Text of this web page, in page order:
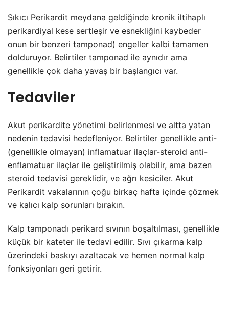
Sıkıcı Perikardit meydana geldiğinde kronik iltihaplı
perikardiyal kese sertleşir ve esnekliğini kaybeder
onun bir benzeri tamponad) engeller kalbi tamamen
dolduruyor. Belirtiler tamponad ile aynıdır ama
genellikle çok daha yavaş bir başlangıcı var.
Tedaviler
Akut perikardite yönetimi belirlenmesi ve altta yatan
nedenin tedavisi hedefleniyor. Belirtiler genellikle anti-
(genellikle olmayan) inflamatuar ilaçlar-steroid anti-
enflamatuar ilaçlar ile geliştirilmiş olabilir, ama bazen
steroid tedavisi gereklidir, ve ağrı kesiciler. Akut
Perikardit vakalarının çoğu birkaç hafta içinde çözmek
ve kalıcı kalp sorunları bırakın.
Kalp tamponadı perikard sıvının boşaltılması, genellikle
küçük bir kateter ile tedavi edilir. Sıvı çıkarma kalp
üzerindeki baskıyı azaltacak ve hemen normal kalp
fonksiyonları geri getirir.